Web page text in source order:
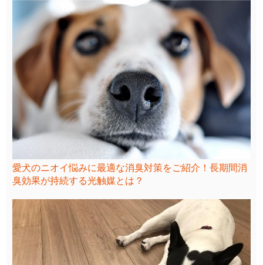
愛犬のニオイ悩みに最適な消臭対策をご紹介！長期間消
臭効果が持続する光触媒とは？